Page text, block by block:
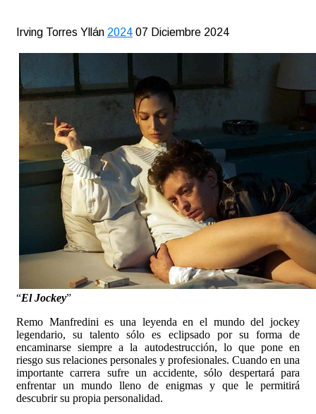
Irving Torres Yllán 2024 07 Diciembre 2024
“El Jockey”
Remo Manfredini es una leyenda en el mundo del jockey
legendario, su talento sólo es eclipsado por su forma de
encaminarse siempre a la autodestrucción, lo que pone en
riesgo sus relaciones personales y profesionales. Cuando en una
importante carrera sufre un accidente, sólo despertará para
enfrentar un mundo lleno de enigmas y que le permitirá
descubrir su propia personalidad.